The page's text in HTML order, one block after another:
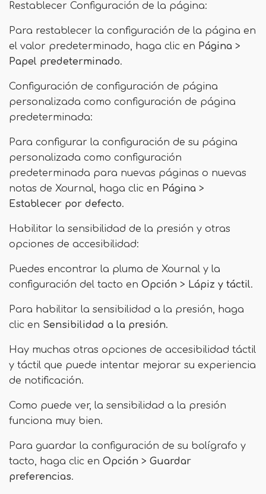
Restablecer Configuración de la página:
Para restablecer la configuración de la página en
el valor predeterminado, haga clic en Página >
Papel predeterminado.
Configuración de configuración de página
personalizada como configuración de página
predeterminada:
Para configurar la configuración de su página
personalizada como configuración
predeterminada para nuevas páginas o nuevas
notas de Xournal, haga clic en Página >
Establecer por defecto.
Habilitar la sensibilidad de la presión y otras
opciones de accesibilidad:
Puedes encontrar la pluma de Xournal y la
configuración del tacto en Opción > Lápiz y táctil.
Para habilitar la sensibilidad a la presión, haga
clic en Sensibilidad a la presión.
Hay muchas otras opciones de accesibilidad táctil
y táctil que puede intentar mejorar su experiencia
de notificación.
Como puede ver, la sensibilidad a la presión
funciona muy bien.
Para guardar la configuración de su bolígrafo y
tacto, haga clic en Opción > Guardar
preferencias.